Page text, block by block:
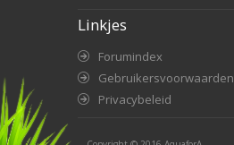
Linkjes
Forumindex
Gebruikersvoorwaarden
Privacybeleid